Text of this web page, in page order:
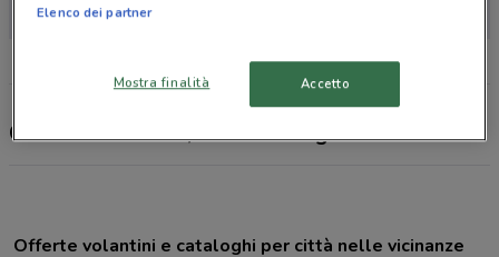
Cassa di Ravenna, offerte e negozi
Offerte volantini e cataloghi per città nelle vicinanze
Elenco dei partner
Mostra finalità Accetto